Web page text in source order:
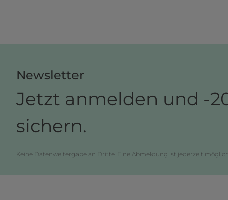
Newsletter
Jetzt anmelden und -
sichern.
Keine Datenweitergabe an Dritte. Eine Abmeldung ist jederzeit